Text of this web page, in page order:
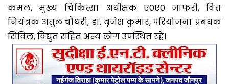
कमल, मुख्य चिकित्सा अधीक्षक ए0ए0 जाफरी, वित्त
नियंत्रक अतुल चौधरी, डा. बृजेश कुमार, परियोजना प्रबंधक
सिविल, विद्युत सहित अन्य लोग उपस्थित रहे।